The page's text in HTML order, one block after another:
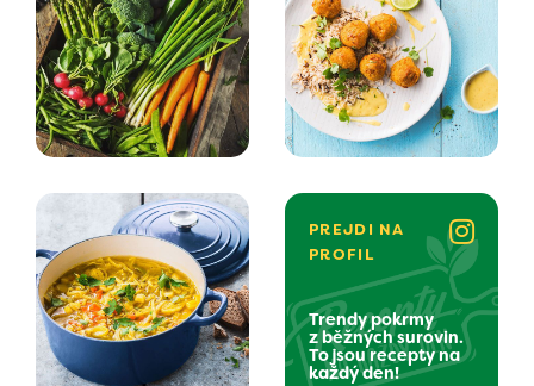
PREJDI NA
PROFIL
Trendy pokrmy
z běžných surovin.
To jsou recepty na
každý den!